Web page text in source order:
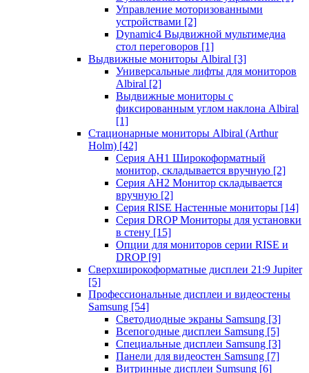
Управление моторизованными
устройствами [2]
Dynamic4 Выдвижной мультимедиа
стол переговоров [1]
Выдвижные мониторы Albiral [3]
Универсальные лифты для мониторов
Albiral [2]
Выдвижные мониторы с
фиксированным углом наклона Albiral
[1]
Стационарные мониторы Albiral (Arthur
Holm) [42]
Серия AH1 Широкоформатный
монитор, складывается вручную [2]
Серия AH2 Монитор складывается
вручную [2]
Серия RISE Настенные мониторы [14]
Серия DROP Мониторы для установки
в стену [15]
Опции для мониторов серии RISE и
DROP [9]
Сверхширокоформатные дисплеи 21:9 Jupiter
[5]
Профессиональные дисплеи и видеостены
Samsung [54]
Светодиодные экраны Samsung [3]
Всепогодные дисплеи Samsung [5]
Специальные дисплеи Samsung [3]
Панели для видеостен Samsung [7]
Витринные дисплеи Sumsung [6]